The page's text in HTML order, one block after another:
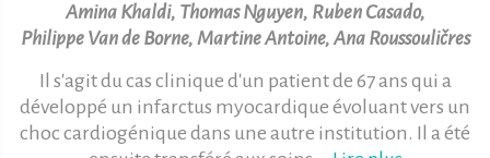
Amina Khaldi, Thomas Nguyen, Ruben Casado,
Philippe Van de Borne, Martine Antoine, Ana Roussouličres
Il s'agit du cas clinique d'un patient de 67 ans qui a
développé un infarctus myocardique évoluant vers un
choc cardiogénique dans une autre institution. Il a été